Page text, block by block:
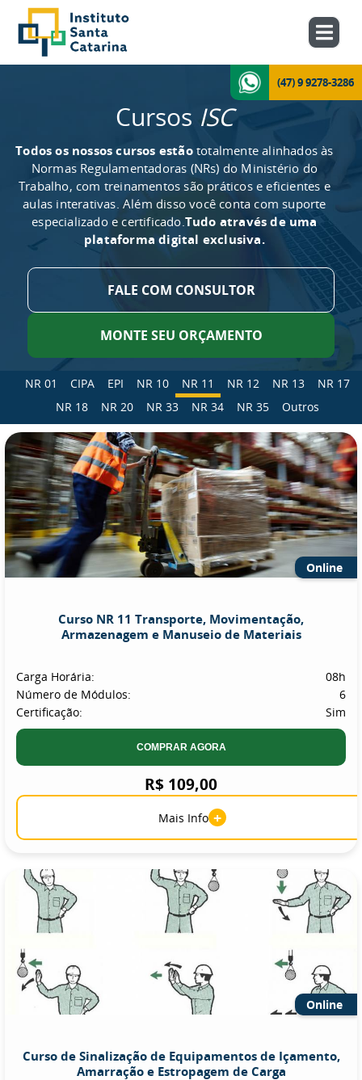
(47) 9 9278-3286
Cursos ISC
Todos os nossos cursos estãototalmente alinhados às
Normas Regulamentadoras (NRs) do Ministério do
Trabalho, com treinamentos são práticos e eficientes e
aulas interativas. Além disso você conta com suporte
especializado e certificado.Tudo através de uma
plataforma digital exclusiva.
FALE COM CONSULTOR
MONTE SEU ORÇAMENTO
NR 01 CIPA EPI NR 10 NR 11 NR 12 NR 13
NR 17
NR 18
NR 20 NR 33 NR 34 NR 35 Outros
Online
Curso NR 11 Transporte, Movimentação,
Armazenagem e Manuseio de Materiais
Carga Horária:
08h
Número de Módulos:
6
Certificação:
Sim
COMPRAR AGORA
R$ 109,00
Mais Info +
Online
Curso de Sinalização de Equipamentos de Içamento,
Amarração e Estropagem de Carga